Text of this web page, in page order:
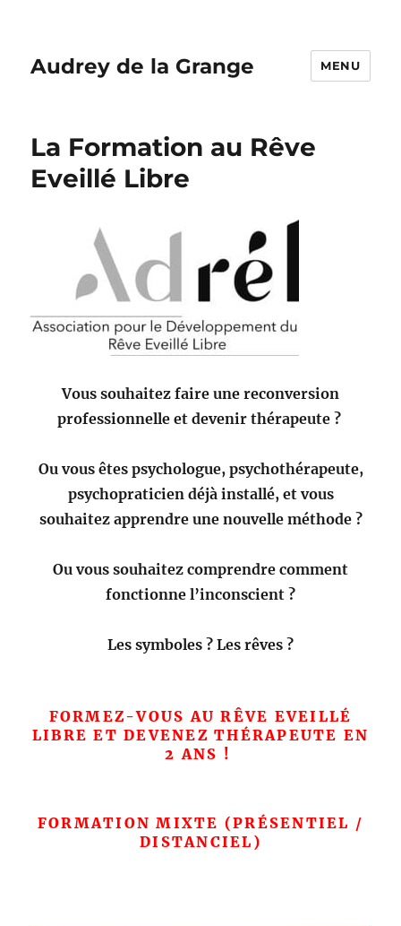
Audrey de la Grange MENU
La Formation au Rêve
Eveillé Libre
Vous souhaitez faire une reconversion
professionnelle et devenir thérapeute ?
Ou vous êtes psychologue, psychothérapeute,
psychopraticien déjà installé, et vous
souhaitez apprendre une nouvelle méthode ?
Ou vous souhaitez comprendre comment
fonctionne l’inconscient ?
Les symboles ? Les rêves ?
FORMEZ-VOUS AU RÊVE EVEILLÉ
LIBRE ET DEVENEZ THÉRAPEUTE EN
2 ANS !
FORMATION MIXTE (PRÉSENTIEL /
DISTANCIEL)